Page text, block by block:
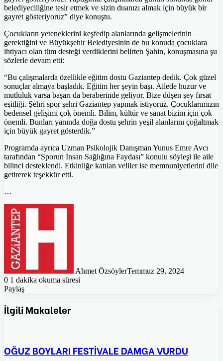
belediyeciliğine tesir etmek ve sizin duanızı almak için büyük bir
gayret gösteriyoruz” diye konuştu.
Çocukların yeteneklerini keşfedip alanlarında gelişmelerinin
gerektiğini ve Büyükşehir Belediyesinin de bu konuda çocuklara
ihtiyacı olan tüm desteği verdiklerini belirten Şahin, konuşmasına şu
sözlerle devam etti:
“Bu çalışmalarda özellikle eğitim dostu Gaziantep dedik. Çok güzel
sonuçlar almaya başladık. Eğitim her şeyin başı. Ailede huzur ve
mutluluk varsa başarı da beraberinde geliyor. Bize düşen şey fırsat
eşitliği. Şehri spor şehri Gaziantep yapmak istiyoruz. Çocuklarımızın
bedensel gelişimi çok önemli. Bilim, kültür ve sanat bizim için çok
önemli. Bunları yanında doğa dostu şehrin yeşil alanlarını çoğaltmak
için büyük gayret gösterdik.”
Programda ayrıca Uzman Psikolojik Danışman Yunus Emre Avcı
tarafından “Sporun İnsan Sağlığına Faydası” konulu söyleşi ile aile
bilinci desteklendi. Etkinliğe katılan veliler ise memnuniyetlerini dile
getirerek teşekkür etti.
…
Ahmet ÖzsöylerTemmuz 29, 2024
0 1 dakika okuma süresi
Paylaş
Posta
ile
İlgili Makaleler
OĞUZ BOYLARI FESTİVALE DAMGA VURDU